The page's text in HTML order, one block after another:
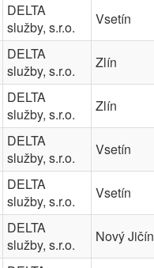
DELTA
služby, s.r.o.
Vsetín
DELTA
služby, s.r.o.
Zlín
DELTA
služby, s.r.o.
Zlín
DELTA
služby, s.r.o.
Vsetín
DELTA
služby, s.r.o.
Vsetín
DELTA
služby, s.r.o.
Nový Jičín